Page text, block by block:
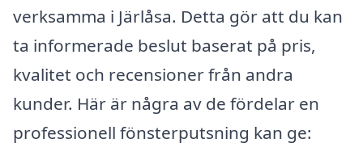
verksamma i Järlåsa. Detta gör att du kan
ta informerade beslut baserat på pris,
kvalitet och recensioner från andra
kunder. Här är några av de fördelar en
professionell fönsterputsning kan ge: